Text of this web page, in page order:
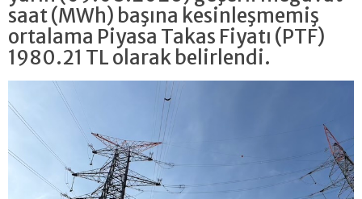
saat (MWh) başına kesinleşmemiş
ortalama Piyasa Takas Fiyatı (PTF)
1980.21 TL olarak belirlendi.